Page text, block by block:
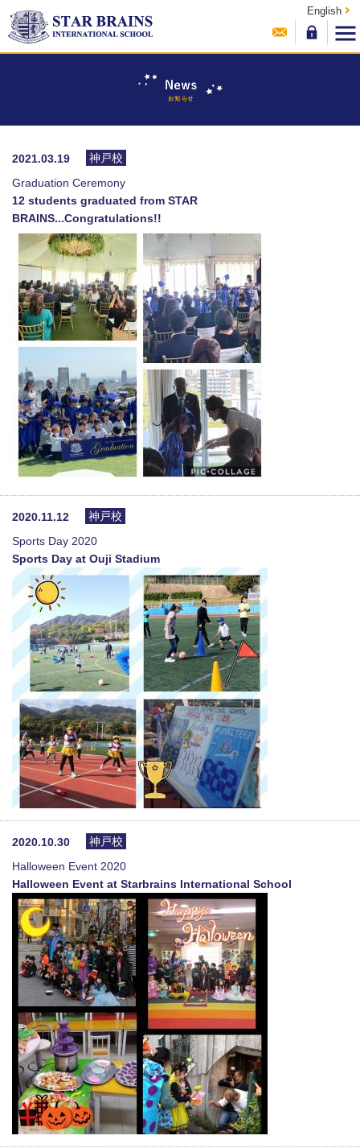
English
2021.03.19
神戸校
Graduation Ceremony
12 students graduated from STAR
BRAINS...Congratulations!!
2020.11.12
神戸校
Sports Day 2020
Sports Day at Ouji Stadium
2020.10.30
神戸校
Halloween Event 2020
Halloween Event at Starbrains International School